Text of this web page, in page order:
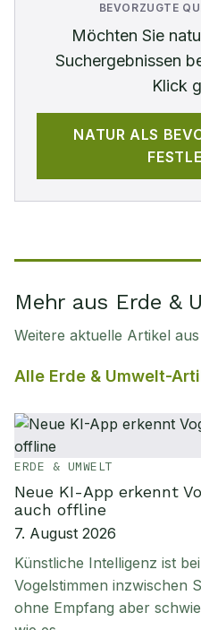
BEVORZUGTE
Möchten Sie
Suchergebnissen
Klick
NATUR ALS
Mehr aus Erde &
Weitere aktuelle Artikel
Alle Erde & Umwelt-
ERDE & UMWELT
Neue KI-App erkennt
auch offline
7. August 2026
Künstliche Intelligenz ist
Vogelstimmen inzwischen
ohne Empfang aber